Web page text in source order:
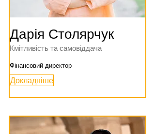
Дарія Столярчук
Кмітливість та самовіддача
Фінансовий директор
Докладніше